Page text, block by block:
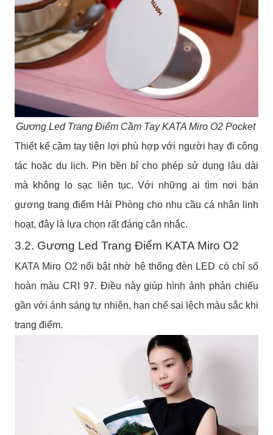
Gương Led Trang Điểm Cầm Tay KATA Miro O2 Pocket
Thiết kế cầm tay tiện lợi phù hợp với người hay đi công
tác hoặc du lịch. Pin bền bỉ cho phép sử dụng lâu dài
mà không lo sạc liên tục. Với những ai tìm nơi bán
gương trang điểm Hải Phòng cho nhu cầu cá nhân linh
hoạt, đây là lựa chọn rất đáng cân nhắc.
3.2. Gương Led Trang Điểm KATA Miro O2
KATA Miro O2 nổi bật nhờ hệ thống đèn LED có chỉ số
hoàn màu CRI 97. Điều này giúp hình ảnh phản chiếu
gần với ánh sáng tự nhiên, hạn chế sai lệch màu sắc khi
trang điểm.